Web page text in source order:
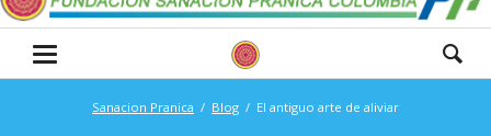
Sanacion Pranica Blog El antiguo arte de aliviar